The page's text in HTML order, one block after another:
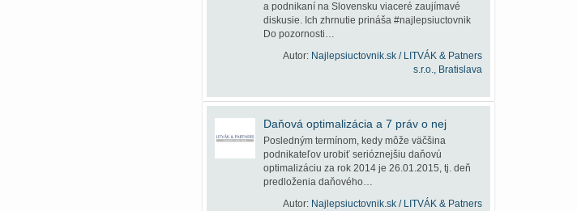
a podnikaní na Slovensku viaceré zaujímavé
diskusie. Ich zhrnutie prináša #najlepsiuctovnik
Do pozornosti…
Autor: Najlepsiuctovnik.sk / LITVÁK & Patners
s.r.o., Bratislava
Daňová optimalizácia a 7 práv o nej
Posledným termínom, kedy môže väčšina
podnikateľov urobiť serióznejšiu daňovú
optimalizáciu za rok 2014 je 26.01.2015, tj. deň
predloženia daňového…
Autor: Najlepsiuctovnik.sk / LITVÁK & Patners